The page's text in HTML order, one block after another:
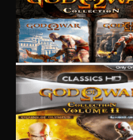
era:
$9.99.
es:
$8.37.